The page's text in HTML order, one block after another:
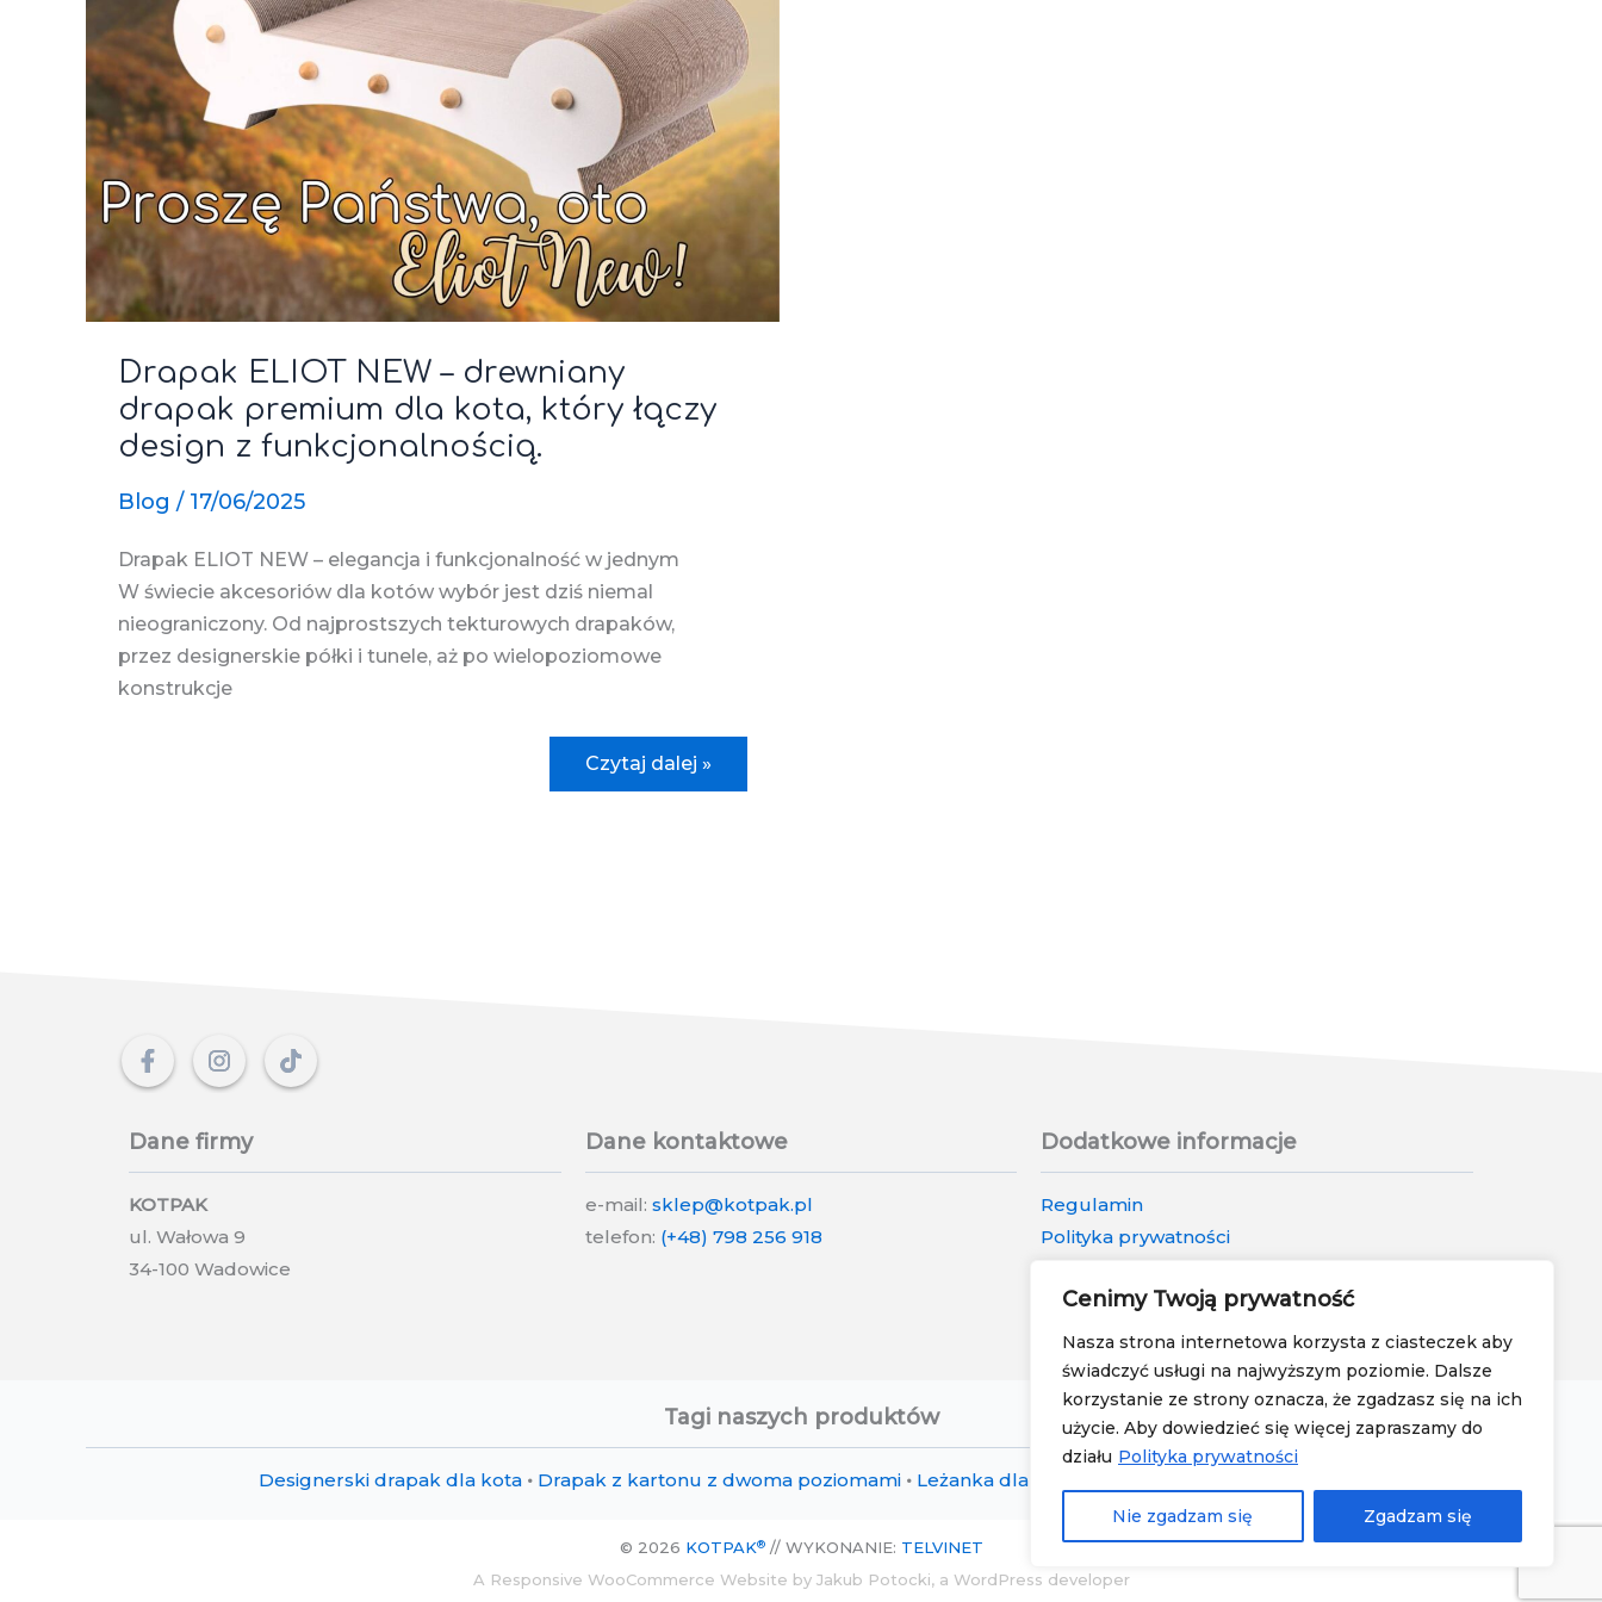
Cenimy Twoją prywatność
Nasza strona internetowa korzysta z ciasteczek aby
świadczyć usługi na najwyższym poziomie. Dalsze
korzystanie ze strony oznacza, że zgadzasz się na ich
użycie. Aby dowiedzieć się więcej zapraszamy do
działu Polityka prywatności
Nie zgadzam się Zgadzam się
Drapak ELIOT NEW – drewniany
drapak premium dla kota, który łączy
design z funkcjonalnością.
Blog / 17/06/2025
Drapak ELIOT NEW – elegancja i funkcjonalność w jednym
W świecie akcesoriów dla kotów wybór jest dziś niemal
nieograniczony. Od najprostszych tekturowych drapaków,
przez designerskie półki i tunele, aż po wielopoziomowe
konstrukcje
Drapak
ELIOT
Czytaj dalej »
Dane firmy
KOTPAK
ul. Wałowa 9
34-100 Wadowice
Dane kontaktowe
e-mail: sklep@kotpak.pl
telefon: (+48) 798 256 918
Dodatkowe informacje
Regulamin
Polityka prywatności
Tagi naszych produktów
Designerski drapak dla kota • Drapak z kartonu z dwoma poziomami • Leżanka dla kota
© 2026 KOTPAK®// WYKONANIE: TELVINET
A Responsive WooCommerce Website by Jakub Potocki, a WordPress developer